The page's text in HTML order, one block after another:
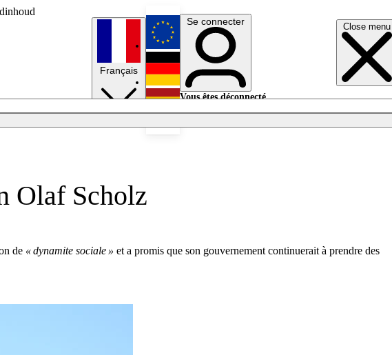
Close menu
Français
English
Deutsch
Se connecter
Vous êtes déconnecté.
Olaf Scholz
de « dynamite sociale » et a promis que son gouvernement continuerait à prendre des